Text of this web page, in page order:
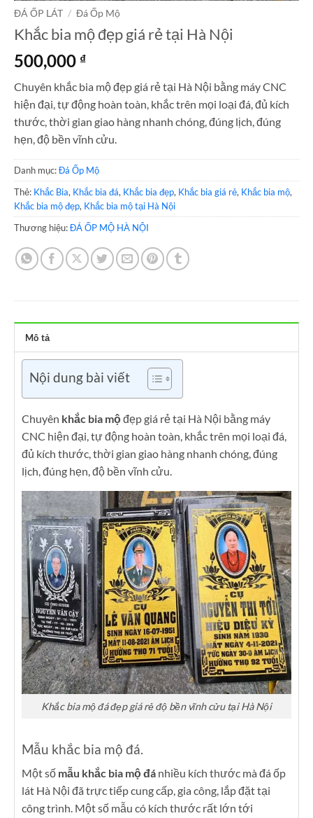
ĐÁ ỐP LÁT / Đá Ốp Mộ
Khắc bia mộ đẹp giá rẻ tại Hà Nội
500,000 ₫
Chuyên khắc bia mộ đẹp giá rẻ tại Hà Nội bằng máy CNC
hiện đại, tự động hoàn toàn, khắc trên mọi loại đá, đủ kích
thước, thời gian giao hàng nhanh chóng, đúng lịch, đúng
hẹn, độ bền vĩnh cửu.
Danh mục:Đá Ốp Mộ
Thẻ: Khắc Bia, Khắc bia đá, Khắc bia đẹp, Khắc bia giá rẻ, Khắc bia mộ,
Khắc bia mộ đẹp, Khắc bia mộ tại Hà Nội
Thương hiệu:ĐÁ ỐP MỘ HÀ NỘI
Mô tả
Nội dung bài viết
Chuyên khắc bia mộđẹp giá rẻ tại Hà Nội bằng máy
CNC hiện đại, tự động hoàn toàn, khắc trên mọi loại đá,
đủ kích thước, thời gian giao hàng nhanh chóng, đúng
lịch, đúng hẹn, độ bền vĩnh cửu.
Khắc bia mộ đá đẹp giá rẻ độ bền vĩnh cửu tại Hà Nội
Mẫu khắc bia mộ đá.
Một số mẫu khắc bia mộ đá nhiều kích thước mà đá ốp
lát Hà Nội đã trực tiếp cung cấp, gia công, lắp đặt tại
công trình. Một số mẫu có kích thước rất lớn tới